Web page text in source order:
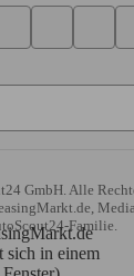
GmbH. Alle
Familie.